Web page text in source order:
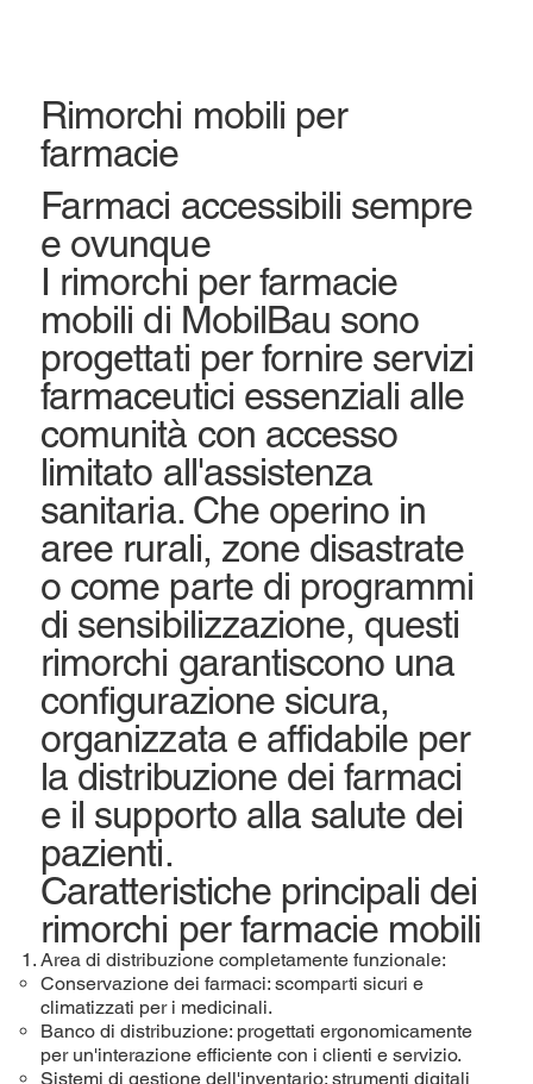
Farmaci accessibili sempre
e ovunque
I rimorchi per farmacie
mobili di MobilBau sono
progettati per fornire servizi
farmaceutici essenziali alle
comunità con accesso
limitato all'assistenza
sanitaria. Che operino in
aree rurali, zone disastrate
o come parte di programmi
di sensibilizzazione, questi
rimorchi garantiscono una
configurazione sicura,
organizzata e affidabile per
la distribuzione dei farmaci
e il supporto alla salute dei
pazienti.
Caratteristiche principali dei
rimorchi per farmacie mobili
Area di distribuzione completamente funzionale:
Conservazione dei farmaci: scomparti sicuri e
climatizzati per i medicinali.
Banco di distribuzione: progettati ergonomicamente
per un'interazione efficiente con i clienti e servizio.
Sistemi di gestione dell'inventario: strumenti digitali
Rimorchi mobili per
farmacie